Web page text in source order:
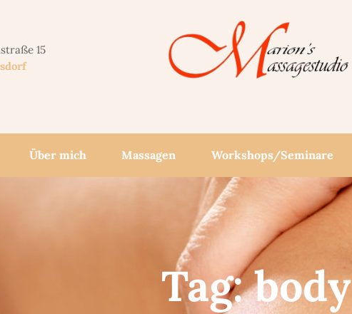
15
Über mich Massagen Workshops/­Seminare
Tag: body